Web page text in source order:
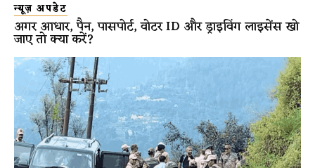
न्यूज़ अपडेट
अगर आधार, पैन, पासपोर्ट, वोटर ID और ड्राइविंग लाइसेंस खो
जाए तो क्या करें?